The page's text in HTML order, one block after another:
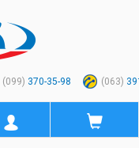
(099) 370-35-98 (063)